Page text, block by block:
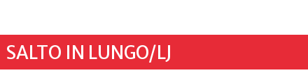
SALTO IN LUNGO/LJ